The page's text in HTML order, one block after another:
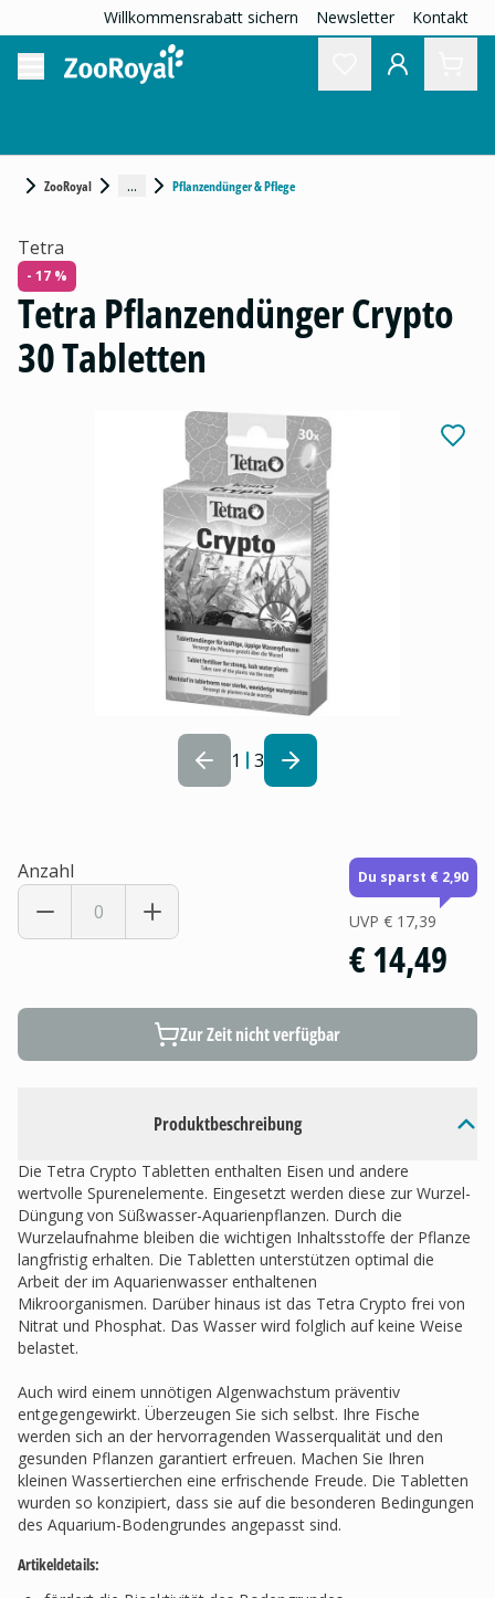
Willkommensrabatt sichern Newsletter Kontakt
ZooRoyal ... Pflanzendünger & Pflege
1 3
Produktbeschreibung
Die Tetra Crypto Tabletten enthalten Eisen und andere
wertvolle Spurenelemente. Eingesetzt werden diese zur Wurzel-
Düngung von Süßwasser-Aquarienpflanzen. Durch die
Wurzelaufnahme bleiben die wichtigen Inhaltsstoffe der Pflanze
langfristig erhalten. Die Tabletten unterstützen optimal die
Arbeit der im Aquarienwasser enthaltenen
Mikroorganismen. Darüber hinaus ist das Tetra Crypto frei von
Nitrat und Phosphat. Das Wasser wird folglich auf keine Weise
belastet.
Auch wird einem unnötigen Algenwachstum präventiv
entgegengewirkt. Überzeugen Sie sich selbst. Ihre Fische
werden sich an der hervorragenden Wasserqualität und den
gesunden Pflanzen garantiert erfreuen. Machen Sie Ihren
kleinen Wassertierchen eine erfrischende Freude. Die Tabletten
wurden so konzipiert, dass sie auf die besonderen Bedingungen
des Aquarium-Bodengrundes angepasst sind.
Artikeldetails:
Tetra
- 17 %
Tetra Pflanzendünger Crypto
30 Tabletten
Anzahl Du sparst € 2,90
UVP € 17,39
€ 14,49
Zur Zeit nicht verfügbar